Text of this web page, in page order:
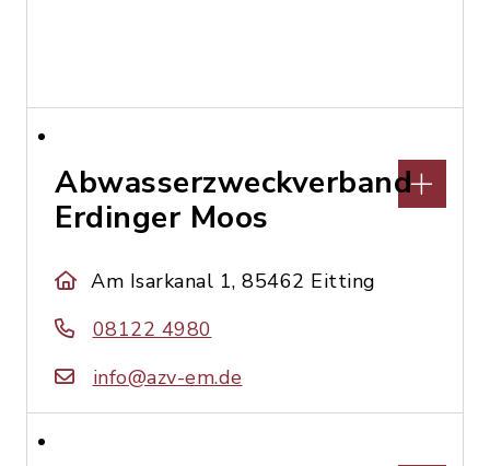
Abwasserzweckverband
Erdinger Moos
Am Isarkanal 1, 85462 Eitting
08122 4980
info@azv-em.de